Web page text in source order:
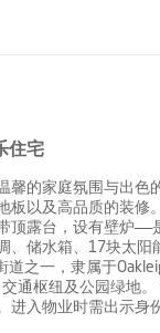
住宅
馨的家庭氛围与出
板以及高品质的装
顶露台，设有壁炉
、储水箱、17块太
道之一，隶属于
通枢纽及公园绿地
入物业时需出示身